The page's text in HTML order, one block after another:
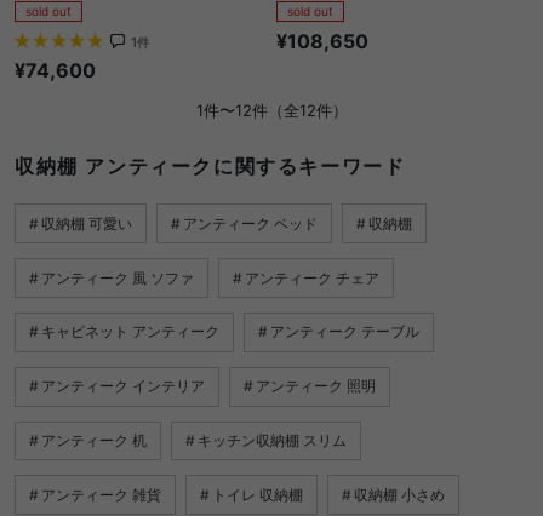
sold out
1件
¥74,600
sold out
¥108,650
1件〜12件（全12件）
収納棚 アンティークに関するキーワード
収納棚 可愛い アンティーク ベッド 収納棚
アンティーク 風 ソファ アンティーク チェア
キャビネット アンティーク アンティーク テーブル
アンティーク インテリア アンティーク 照明
アンティーク 机 キッチン収納棚 スリム
アンティーク 雑貨 トイレ 収納棚 収納棚 小さめ